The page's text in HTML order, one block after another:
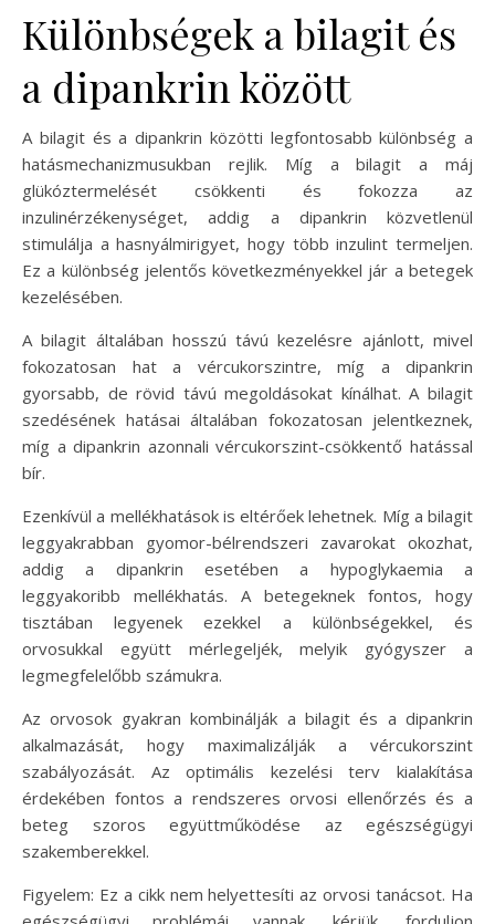
Különbségek a bilagit és
a dipankrin között
A bilagit és a dipankrin közötti legfontosabb különbség a
hatásmechanizmusukban rejlik. Míg a bilagit a máj
glükóztermelését csökkenti és fokozza az
inzulinérzékenységet, addig a dipankrin közvetlenül
stimulálja a hasnyálmirigyet, hogy több inzulint termeljen.
Ez a különbség jelentős következményekkel jár a betegek
kezelésében.
A bilagit általában hosszú távú kezelésre ajánlott, mivel
fokozatosan hat a vércukorszintre, míg a dipankrin
gyorsabb, de rövid távú megoldásokat kínálhat. A bilagit
szedésének hatásai általában fokozatosan jelentkeznek,
míg a dipankrin azonnali vércukorszint-csökkentő hatással
bír.
Ezenkívül a mellékhatások is eltérőek lehetnek. Míg a bilagit
leggyakrabban gyomor-bélrendszeri zavarokat okozhat,
addig a dipankrin esetében a hypoglykaemia a
leggyakoribb mellékhatás. A betegeknek fontos, hogy
tisztában legyenek ezekkel a különbségekkel, és
orvosukkal együtt mérlegeljék, melyik gyógyszer a
legmegfelelőbb számukra.
Az orvosok gyakran kombinálják a bilagit és a dipankrin
alkalmazását, hogy maximalizálják a vércukorszint
szabályozását. Az optimális kezelési terv kialakítása
érdekében fontos a rendszeres orvosi ellenőrzés és a
beteg szoros együttműködése az egészségügyi
szakemberekkel.
Figyelem: Ez a cikk nem helyettesíti az orvosi tanácsot. Ha